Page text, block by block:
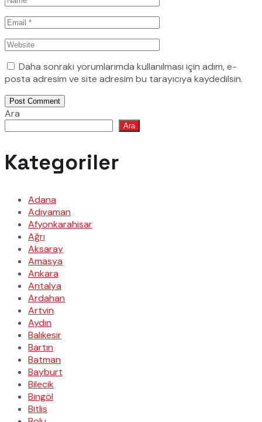
Daha sonraki yorumlarımda kullanılması için adım, e-
posta adresim ve site adresim bu tarayıcıya kaydedilsin.
Post Comment
Ara
Ara
Kategoriler
Adana
Adıyaman
Afyonkarahisar
Ağrı
Aksaray
Amasya
Ankara
Antalya
Ardahan
Artvin
Aydın
Balıkesir
Bartın
Batman
Bayburt
Bilecik
Bingöl
Bitlis